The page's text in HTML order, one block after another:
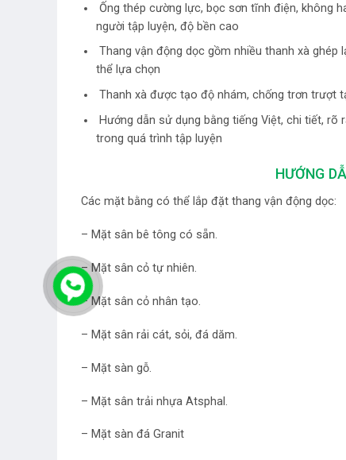
Ống thép cường lực, bọc sơn tĩnh điện, không
người tập luyện, độ bền cao
Thang vận động dọc gồm nhiều thanh xà
thể lựa chọn
Thanh xà được tạo độ nhám, chống trơn trượt
Hướng dẫn sử dụng bằng tiếng Việt, chi tiết,
trong quá trình tập luyện
HƯỚNG
Các mặt bằng có thể lắp đặt thang vận động dọc:
– Mặt sân bê tông có sẵn.
– Mặt sân cỏ tự nhiên.
– Mặt sân cỏ nhân tạo.
– Mặt sân rải cát, sỏi, đá dăm.
– Mặt sàn gỗ.
– Mặt sân trải nhựa Atsphal.
– Mặt sàn đá Granit